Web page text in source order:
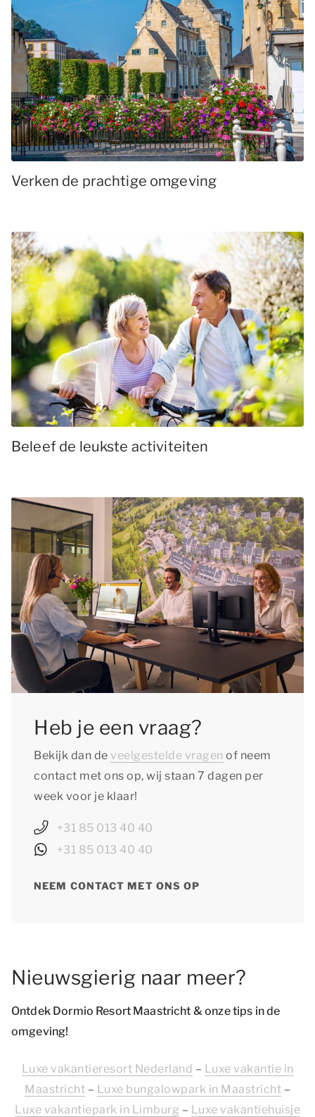
Verken de prachtige omgeving
Beleef de leukste activiteiten
Heb je een vraag?
Bekijk dan de veelgestelde vragen of neem
contact met ons op, wij staan 7 dagen per
week voor je klaar!
+31 85 013 40 40
+31 85 013 40 40
NEEM CONTACT MET ONS OP
Nieuwsgierig naar meer?
Ontdek Dormio Resort Maastricht & onze tips in de
omgeving!
Luxe vakantieresort Nederland – Luxe vakantie in
Maastricht – Luxe bungalowpark in Maastricht –
Luxe vakantiepark in Limburg – Luxe vakantiehuisje